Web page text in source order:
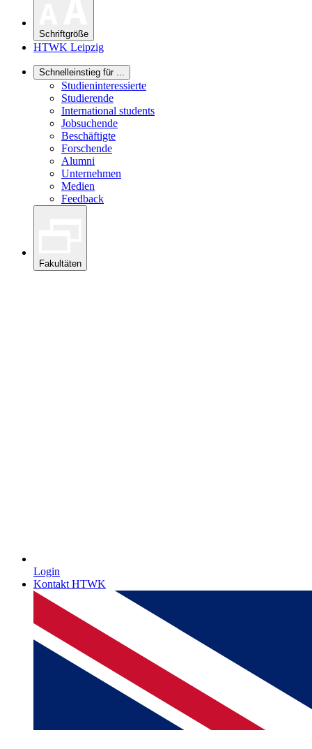
Schriftgröße
HTWK Leipzig
Schnelleinstieg für ...
Studieninteressierte
Studierende
International students
Jobsuchende
Beschäftigte
Forschende
Alumni
Unternehmen
Medien
Feedback
Fakultäten
Login
Kontakt HTWK